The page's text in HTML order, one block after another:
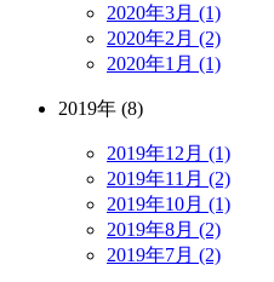
2020年3月 (1)
2020年2月 (2)
2020年1月 (1)
2019年 (8)
2019年12月 (1)
2019年11月 (2)
2019年10月 (1)
2019年8月 (2)
2019年7月 (2)